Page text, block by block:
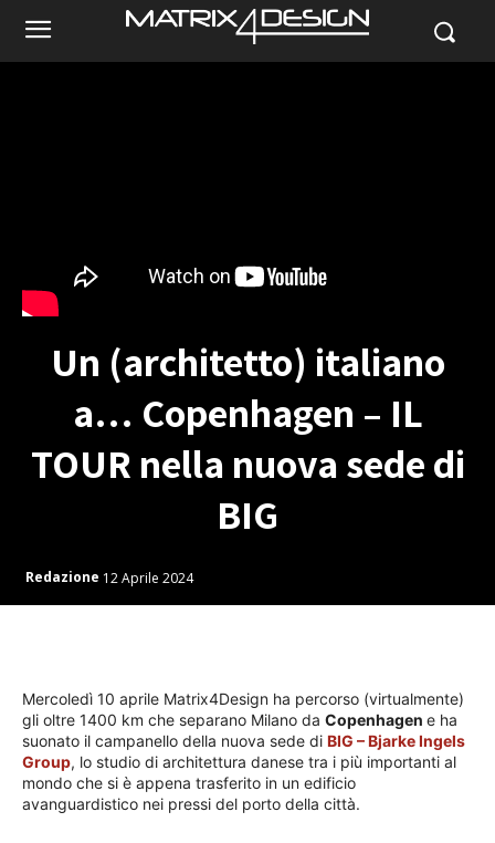
Un (architetto) italiano
a… Copenhagen – IL
TOUR nella nuova sede di
BIG
Redazione 12 Aprile 2024
Mercoledì 10 aprile Matrix4Design ha percorso (virtualmente)
gli oltre 1400 km che separano Milano da Copenhagen e ha
suonato il campanello della nuova sede di BIG – Bjarke Ingels
Group, lo studio di architettura danese tra i più importanti al
mondo che si è appena trasferito in un edificio
avanguardistico nei pressi del porto della città.